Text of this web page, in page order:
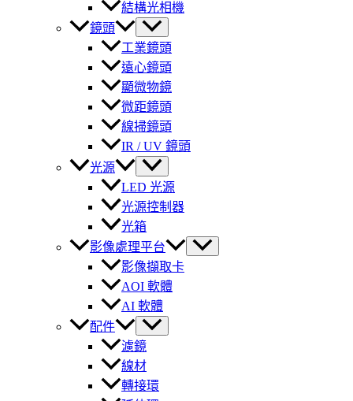
結構光相機
鏡頭
工業鏡頭
遠心鏡頭
顯微物鏡
微距鏡頭
線掃鏡頭
IR / UV 鏡頭
光源
LED 光源
光源控制器
光箱
影像處理平台
影像擷取卡
AOI 軟體
AI 軟體
配件
濾鏡
線材
轉接環